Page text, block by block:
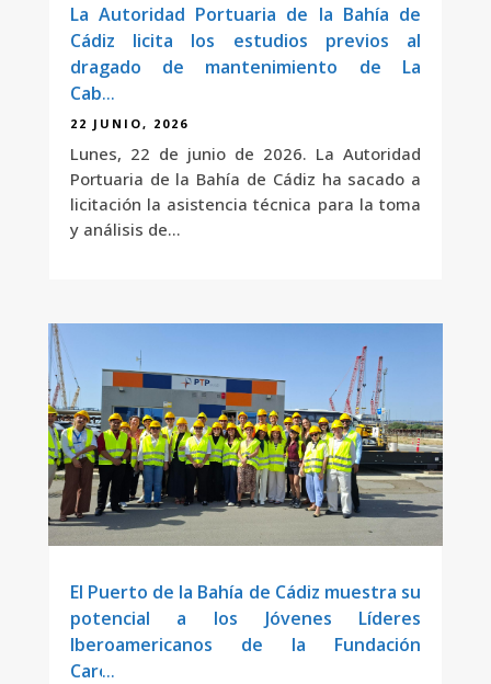
La Autoridad Portuaria de la Bahía de
Cádiz licita los estudios previos al
dragado de mantenimiento de La
Cabezuela-Puerto Real
22 JUNIO, 2026
Lunes, 22 de junio de 2026. La Autoridad
Portuaria de la Bahía de Cádiz ha sacado a
licitación la asistencia técnica para la toma
y análisis de...
El Puerto de la Bahía de Cádiz muestra su
potencial a los Jóvenes Líderes
Iberoamericanos de la Fundación
Carolina